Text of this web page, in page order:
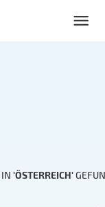
IN 'ÖSTERREICH'